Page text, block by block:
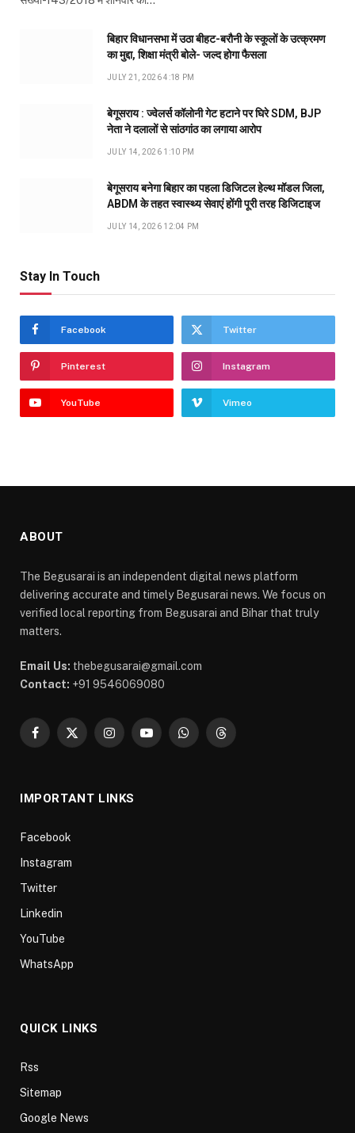
बिहार विधानसभा में उठा बीहट-बरौनी के स्कूलों के उत्क्रमण
का मुद्दा, शिक्षा मंत्री बोले- जल्द होगा फैसला
JULY 21, 2026 4:18 PM
बेगूसराय : ज्वेलर्स कॉलोनी गेट हटाने पर घिरे SDM, BJP
नेता ने दलालों से सांठगांठ का लगाया आरोप
JULY 14, 2026 1:10 PM
बेगूसराय बनेगा बिहार का पहला डिजिटल हेल्थ मॉडल जिला,
ABDM के तहत स्वास्थ्य सेवाएं होंगी पूरी तरह डिजिटाइज
JULY 14, 2026 12:04 PM
Stay In Touch
Facebook Twitter
Pinterest Instagram
YouTube Vimeo
ABOUT
The Begusarai is an independent digital news platform
delivering accurate and timely Begusarai news. We focus on
verified local reporting from Begusarai and Bihar that truly
matters.
Email Us: thebegusarai@gmail.com
Contact: +91 9546069080
Facebook
X
InstagramYouTubeWhatsAppThreads
IMPORTANT LINKS
Facebook
Instagram
Twitter
Linkedin
YouTube
WhatsApp
QUICK LINKS
Rss
Sitemap
Google News